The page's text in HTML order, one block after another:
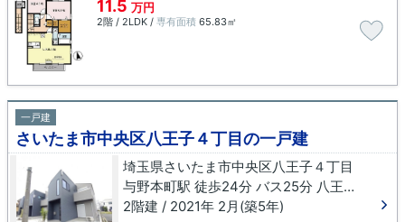
11.5 万円
2階 / 2LDK / 専有面積 65.83㎡
一戸建
さいたま市中央区八王子４丁目の一戸建
埼玉県さいたま市中央区八王子４丁目
与野本町駅 徒歩24分 バス25分 八王子庚申堂下車 徒歩2分
2階建 / 2021年 2月(築5年)